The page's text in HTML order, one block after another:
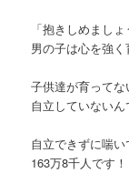
「抱きしめまし
男の子は心を強く
子供達が育ってな
自立していないん
自立できずに喘
163万8千人です